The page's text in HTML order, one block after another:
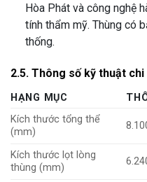
Hòa Phát và công nghệ
tính thẩm mỹ. Thùng có
thống.
2.5. Thông số kỹ thuật
HẠNG MỤC
Kích thước tổng thể
(mm)
Kích thước lọt lòng
thùng (mm)